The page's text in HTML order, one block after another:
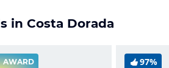
in Costa Dorada
AWARD 97%